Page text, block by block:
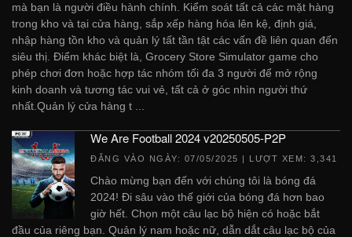
mà bạn là người điều hành chính. Kiểm soát tất cả các mặt hàng
trong kho và tại cửa hàng, sắp xếp hàng hóa lên kệ, định giá,
nhập hàng tồn kho và quản lý tất tần tật các vấn đề liên quan đến
siêu thị. Điểm khác biệt là, Grocery Store Simulator game cho
phép chơi đơn hoặc hợp tác nhóm tối đa 3 người để mở rộng
kinh doanh và tương tác vui vẻ, tất cả ở góc nhìn người thứ
nhất.Quản lý cửa hàng t ...
We Are Football 2024 v20250505-P2P
ĐĂNG VÀO NGÀY: 07/05/2025 | LƯỢT XEM: 3,341
Chào mừng bạn đến với chúng tôi là bóng đá
2024! Đi sâu vào thế giới của bóng đá hơn bao
giờ hết. Chọn một câu lạc bộ hiện có hoặc bắt
đầu của riêng bạn. Quản lý nam hoặc nữ, dẫn dắt câu lạc bộ của